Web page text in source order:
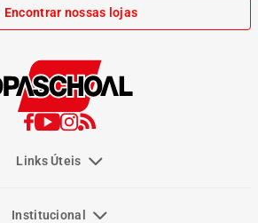
Encontrar nossas lojas
Links Úteis
Institucional